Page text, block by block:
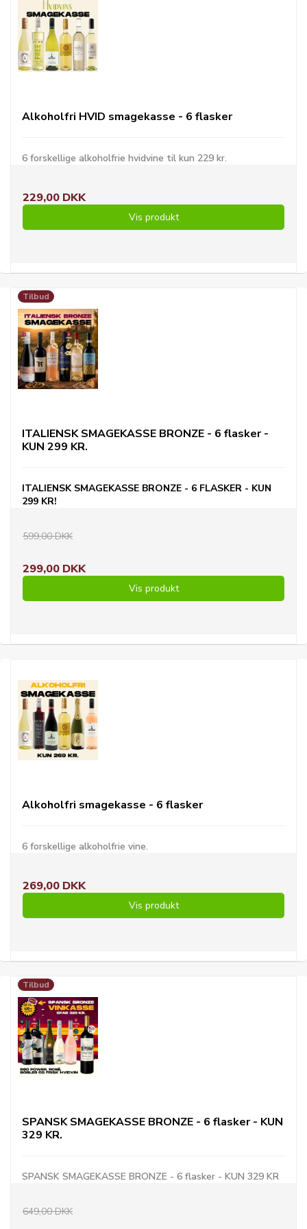
Alkoholfri HVID smagekasse - 6 flasker
6 forskellige alkoholfrie hvidvine til kun 229 kr.
229,00 DKK
Vis produkt
Tilbud
ITALIENSK SMAGEKASSE BRONZE - 6 flasker -
KUN 299 KR.
ITALIENSK SMAGEKASSE BRONZE - 6 FLASKER - KUN
299 KR!
599,00 DKK
299,00 DKK
Vis produkt
Alkoholfri smagekasse - 6 flasker
6 forskellige alkoholfrie vine.
269,00 DKK
Vis produkt
Tilbud
SPANSK SMAGEKASSE BRONZE - 6 flasker - KUN
329 KR.
SPANSK SMAGEKASSE BRONZE - 6 flasker - KUN 329 KR
649,00 DKK